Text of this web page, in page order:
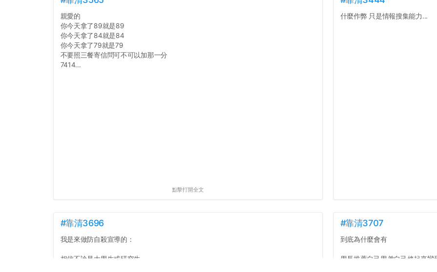
親愛的
你今天拿了89就是89
你今天拿了84就是84
你今天拿了79就是79
不要照三餐寄信問可不可以加那一分
7414...
點擊打開全文
什麼作弊 只是情報搜集能力...
#靠清3696
我是來做防自殺宣導的：
相信不論是大學生或研究生
#靠清3707
到底為什麼會有
學長推薦自己學弟自己修起來蠻